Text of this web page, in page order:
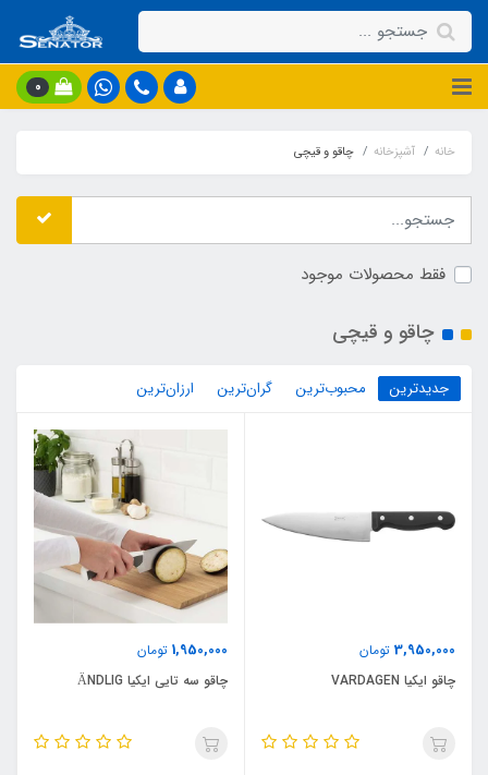
0
خانه آشپزخانه چاقو و قیچی
فقط محصولات موجود
چاقو و قیچی
جدیدترین محبوب‌ترین گران‌ترین ارزان‌ترین
3,950,000 تومان
چاقو ایکیا VARDAGEN
1,950,000 تومان
چاقو سه تایی ایکیا ÄNDLIG